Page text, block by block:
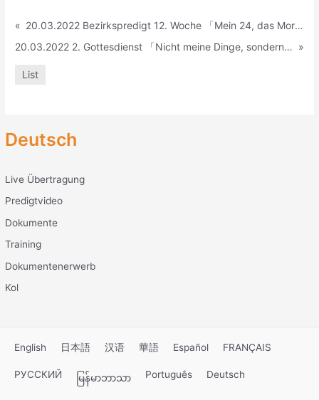
Deutsch
Live Übertragung
Predigtvideo
Dokumente
Training
Dokumentenerwerb
Kol
«
20.03.2022 Bezirkspredigt 12. Woche 「Mein 24, das Mordechai und Ester genossen haben.」 (Est4:12-17)
20.03.2022 2. Gottesdienst 「Nicht meine Dinge, sondern eine andere Welt.」 (Mt14:22-33)
»
List
English 日本語 汉语 華語 Español FRANÇAIS
РУССКИЙ မြန်မာဘာသာ Português Deutsch